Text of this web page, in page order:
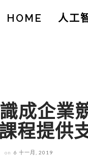
HOME 人工
成企
程提供
on 6 十一月, 2019